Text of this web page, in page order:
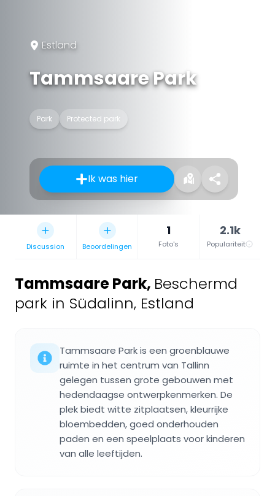
Estland
Tammsaare Park
Park Protected park
Ik was hier
Discussion Beoordelingen
1
Foto's
2.1k
Populariteit
Tammsaare Park, Beschermd
park in Südalinn, Estland
Tammsaare Park is een groenblauwe
ruimte in het centrum van Tallinn
gelegen tussen grote gebouwen met
hedendaagse ontwerpkenmerken. De
plek biedt witte zitplaatsen, kleurrijke
bloembedden, goed onderhouden
paden en een speelplaats voor kinderen
van alle leeftijden.